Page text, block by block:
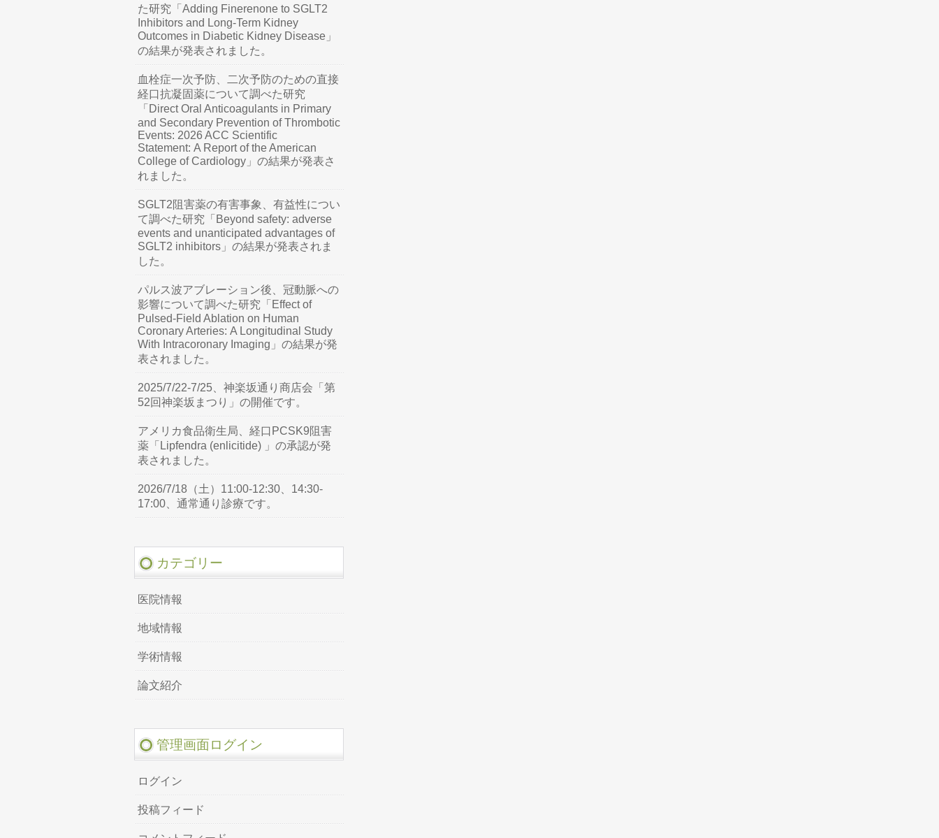
た研究「Adding Finerenone to SGLT2
Inhibitors and Long-Term Kidney
Outcomes in Diabetic Kidney Disease」
の結果が発表されました。
血栓症一次予防、二次予防のための直接
経口抗凝固薬について調べた研究
「Direct Oral Anticoagulants in Primary
and Secondary Prevention of Thrombotic
Events: 2026 ACC Scientific
Statement: A Report of the American
College of Cardiology」の結果が発表さ
れました。
SGLT2阻害薬の有害事象、有益性につい
て調べた研究「Beyond safety: adverse
events and unanticipated advantages of
SGLT2 inhibitors」の結果が発表されま
した。
パルス波アブレーション後、冠動脈への
影響について調べた研究「Effect of
Pulsed-Field Ablation on Human
Coronary Arteries: A Longitudinal Study
With Intracoronary Imaging」の結果が発
表されました。
2025/7/22-7/25、神楽坂通り商店会「第
52回神楽坂まつり」の開催です。
アメリカ食品衛生局、経口PCSK9阻害
薬「Lipfendra (enlicitide) 」の承認が発
表されました。
2026/7/18（土）11:00-12:30、14:30-
17:00、通常通り診療です。
カテゴリー
医院情報
地域情報
学術情報
論文紹介
管理画面ログイン
ログイン
投稿フィード